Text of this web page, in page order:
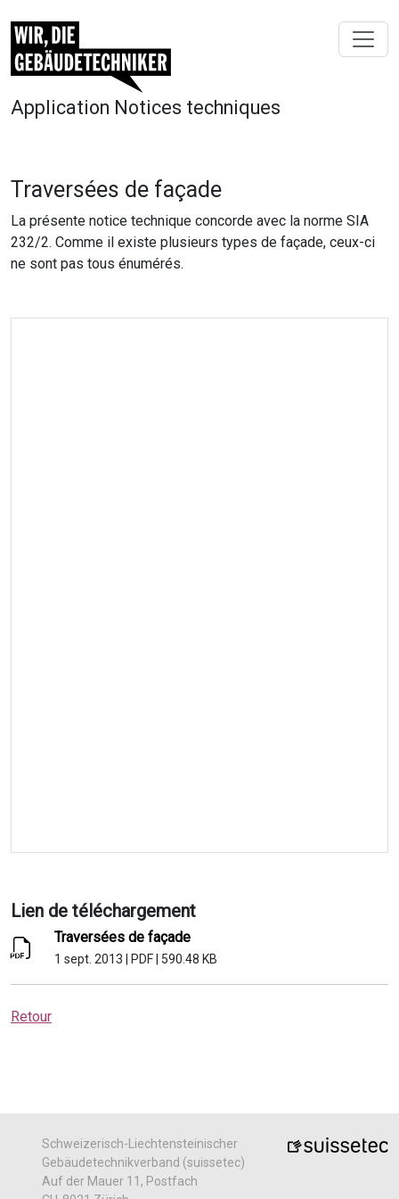
Application Notices techniques
Traversées de façade
La présente notice technique concorde avec la norme SIA
232/2. Comme il existe plusieurs types de façade, ceux-ci
ne sont pas tous énumérés.
Lien de téléchargement
Traversées de façade
1 sept. 2013 PDF 590.48 KB
Retour
Schweizerisch-Liechtensteinischer
Gebäudetechnikverband (suissetec)
Auf der Mauer 11, Postfach